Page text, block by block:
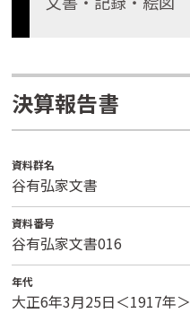
決算報告書
資料群名
谷有弘家文書
資料番号
谷有弘家文書016
年代
大正6年3月25日＜1917年＞